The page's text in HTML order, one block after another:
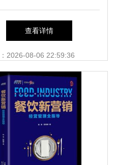
何赋能餐饮业高效运营
查看详情
2026-08-06 22:59:36